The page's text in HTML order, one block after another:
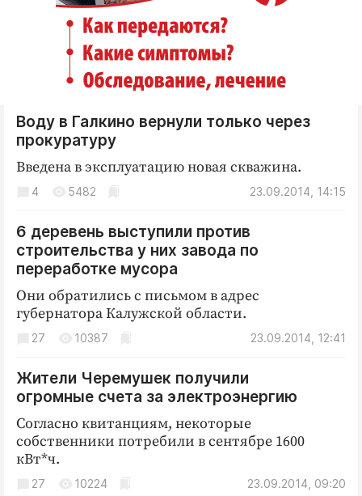
Воду в Галкино вернули только через
прокуратуру
Введена в эксплуатацию новая скважина.
23.09.2014, 14:15
4 5482
6 деревень выступили против
строительства у них завода по
переработке мусора
Они обратились с письмом в адрес
губернатора Калужской области.
23.09.2014, 12:41
27 10387
Жители Черемушек получили
огромные счета за электроэнергию
Согласно квитанциям, некоторые
собственники потребили в сентябре 1600
кВт*ч.
23.09.2014, 09:20
27 10224